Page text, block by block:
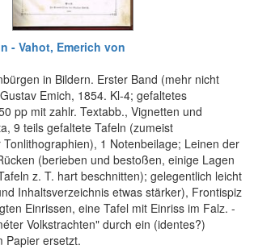
- Vahot, Emerich von
in Bildern. Erster Band (mehr nicht
Emich, 1854. Kl-4; gefaltetes
pp mit zahlr. Textabb., Vignetten und
9 teils gefaltete Tafeln (zumeist
1 Notenbeilage; Leinen der
(berieben und bestoßen, einige Lagen
z. T. hart beschnitten); gelegentlich leicht
Inhaltsverzeichnis etwas stärker), Frontispiz
Einrissen, eine Tafel mit Einriss im Falz. -
Volkstrachten" durch ein (identes?)
Papier ersetzt.